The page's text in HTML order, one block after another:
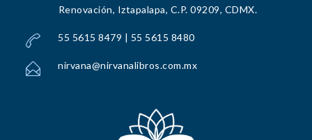
Renovación, Iztapalapa, C.P. 09209, CDMX.
55 5615 8479 | 55 5615 8480
nirvana@nirvanalibros.com.mx